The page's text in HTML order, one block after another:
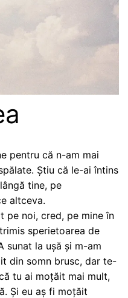
pentru că n-am mai
Știu că le-ai întins
tine, pe
altceva.
pe noi, cred, pe mine în
sperietoarea de
sunat la ușă și m-am
din somn brusc, dar te-
tu ai moțăit mai mult,
Și eu aș fi moțăit